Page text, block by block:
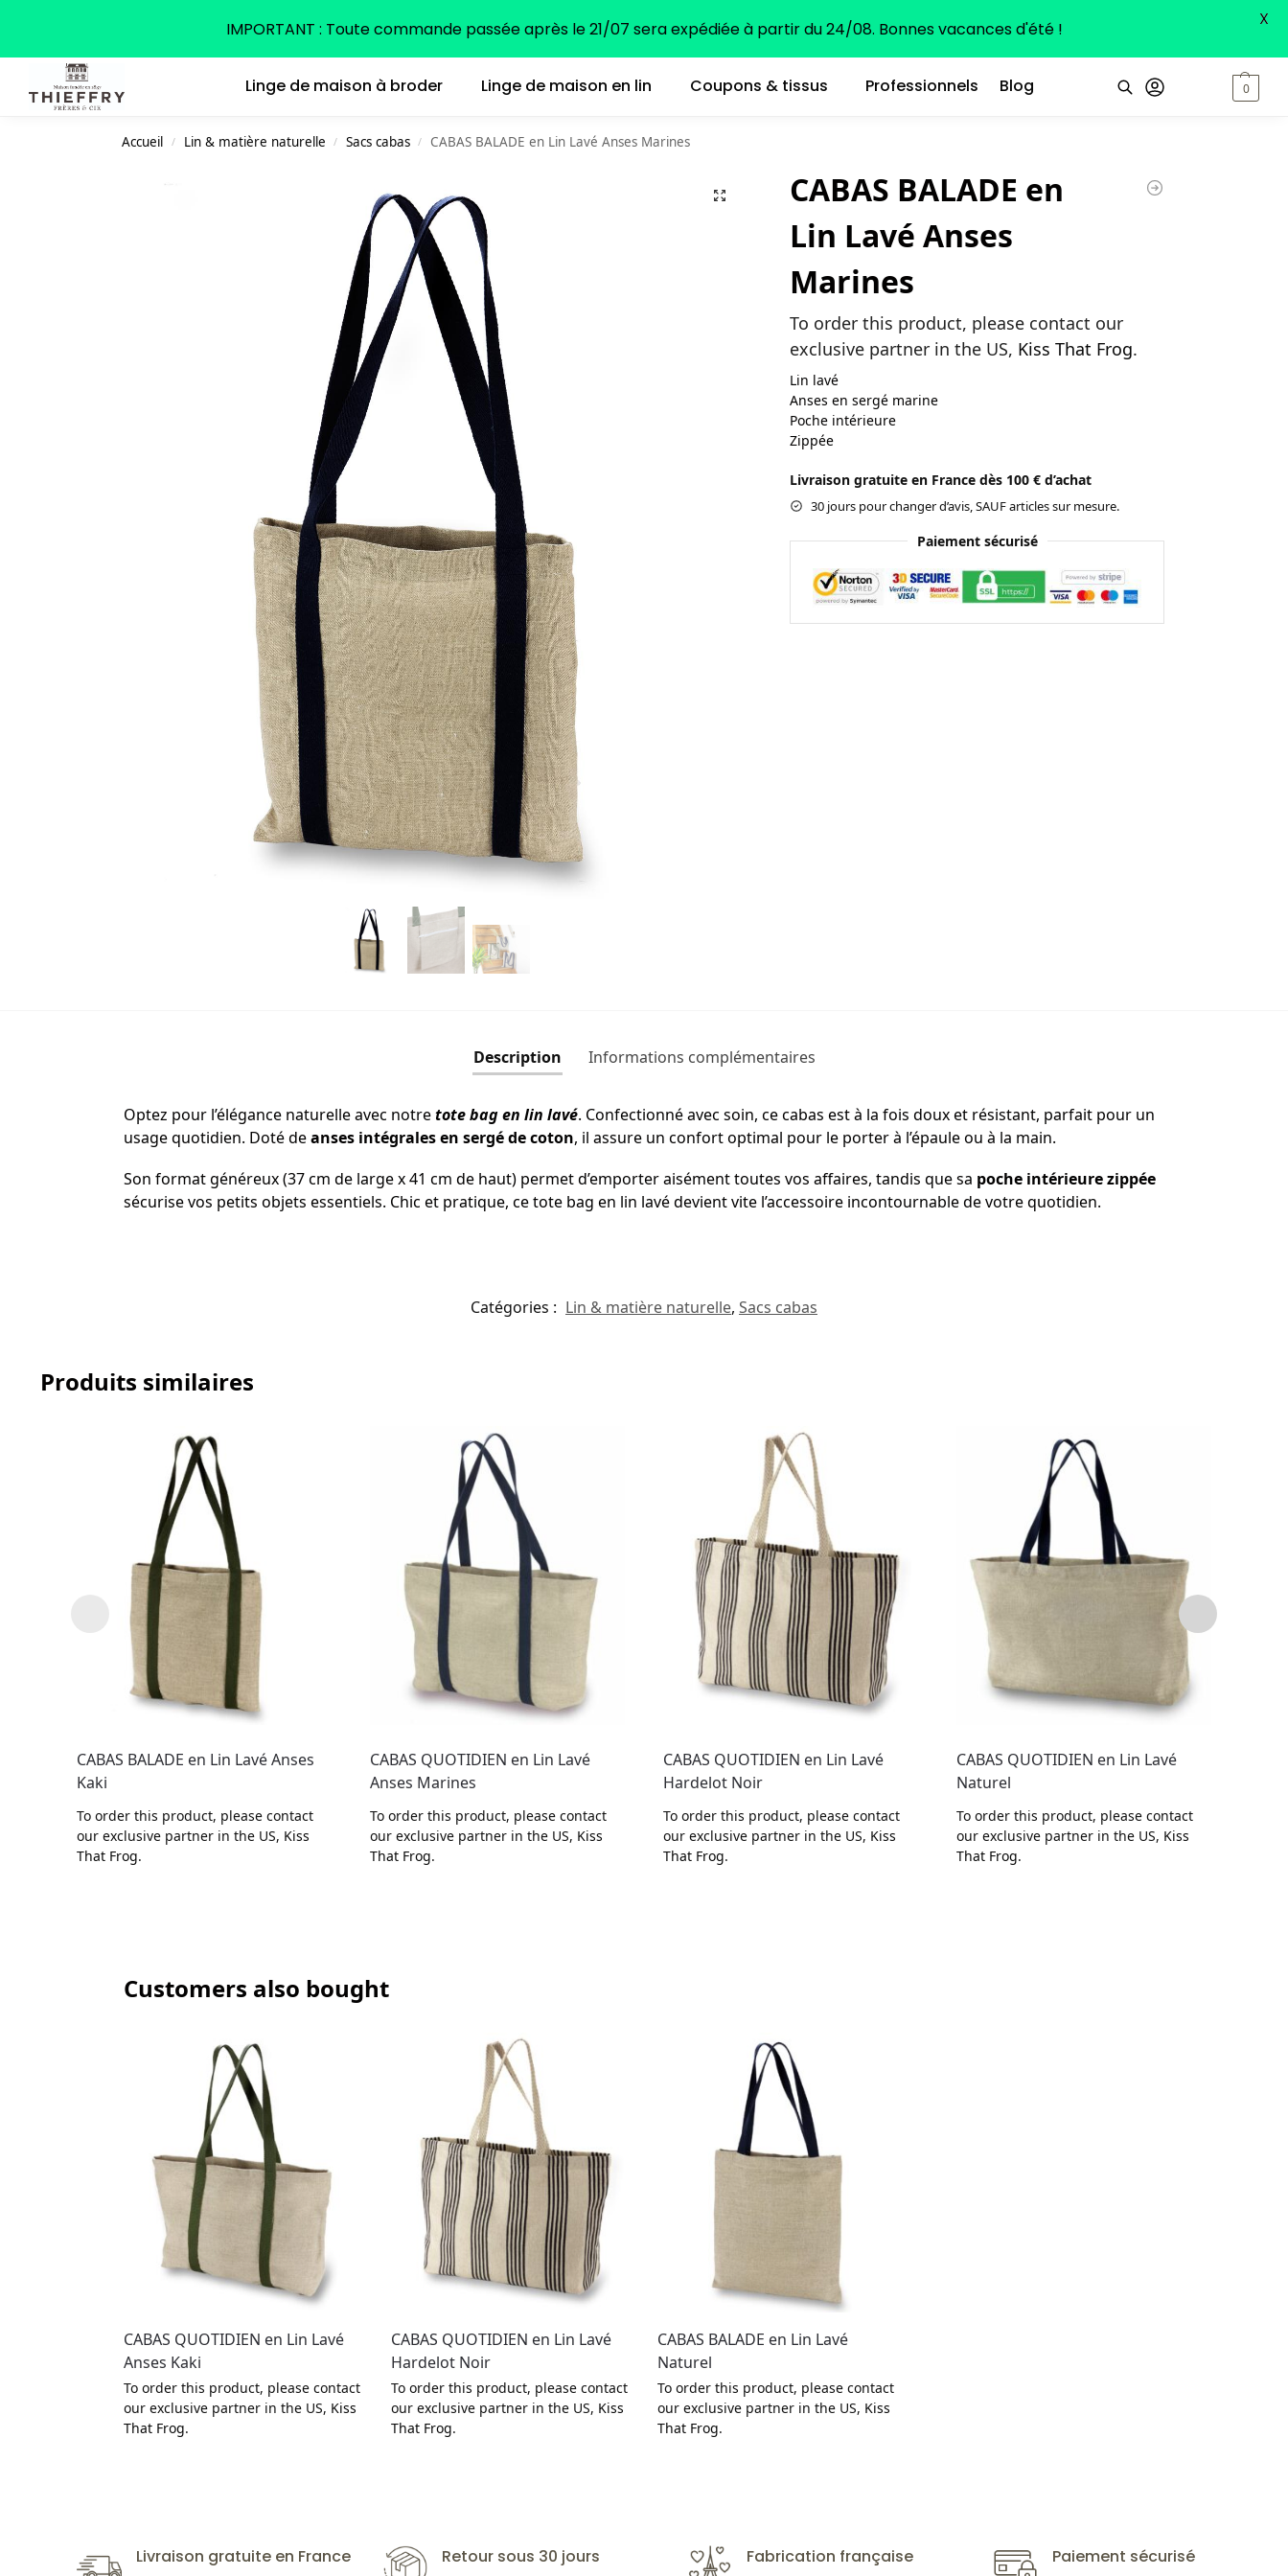
Linge de maison à broder Linge de maison en lin Coupons & tissus Professionnels Blog 0
Accueil / Lin & matière naturelle / Sacs cabas / CABAS BALADE en Lin Lavé Anses Marines
CABAS BALADE en
Lin Lavé Anses
Marines
To order this product, please contact our
exclusive partner in the US, Kiss That Frog.
Lin lavé
Anses en sergé marine
Poche intérieure
Zippée
Livraison gratuite en France dès 100 € d’achat
30 jours pour changer d’avis, SAUF articles sur mesure.
Paiement sécurisé
Description Informations complémentaires
Optez pour l’élégance naturelle avec notretote bag en lin lavé. Confectionné avec soin, ce cabas est à la fois doux et résistant, parfait pour un
usage quotidien. Doté deanses intégrales en sergé de coton, il assure un confort optimal pour le porter à l’épaule ou à la main.
Son format généreux (37 cm de large x 41 cm de haut) permet d’emporter aisément toutes vos affaires, tandis que sa poche intérieure zippée
sécurise vos petits objets essentiels. Chic et pratique, ce tote bag en lin lavé devient vite l’accessoire incontournable de votre quotidien.
Catégories : Lin & matière naturelle, Sacs cabas
Produits similaires
CABAS BALADE en Lin Lavé Anses
Kaki
To order this product, please contact
our exclusive partner in the US, Kiss
That Frog.
CABAS QUOTIDIEN en Lin Lavé
Anses Marines
To order this product, please contact
our exclusive partner in the US, Kiss
That Frog.
CABAS QUOTIDIEN en Lin Lavé
Hardelot Noir
To order this product, please contact
our exclusive partner in the US, Kiss
That Frog.
CABAS QUOTIDIEN en Lin Lavé
Naturel
To order this product, please contact
our exclusive partner in the US, Kiss
That Frog.
Customers also bought
CABAS QUOTIDIEN en Lin Lavé
Anses Kaki
To order this product, please contact
our exclusive partner in the US, Kiss
That Frog.
CABAS QUOTIDIEN en Lin Lavé
Hardelot Noir
To order this product, please contact
our exclusive partner in the US, Kiss
That Frog.
CABAS BALADE en Lin Lavé
Naturel
To order this product, please contact
our exclusive partner in the US, Kiss
That Frog.
Livraison gratuite en France Retour sous 30 jours Fabrication française Paiement sécurisé
IMPORTANT : Toute commande passée après le 21/07 sera expédiée à partir du 24/08. Bonnes vacances d'été ! X